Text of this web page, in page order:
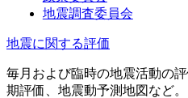
地震調査委員会
地震に関する評価
毎月および臨時の地震活動の
期評価、地震動予測地図など。